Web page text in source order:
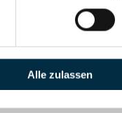
Alle zulassen
anfragen